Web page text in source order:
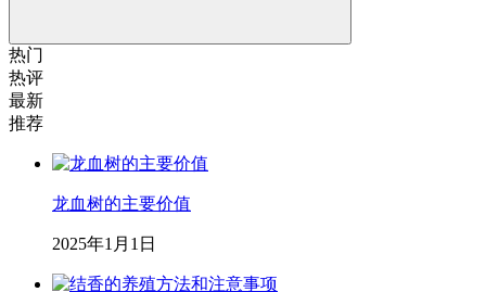
热门
热评
最新
推荐
龙血树的主要价值
2025年1月1日